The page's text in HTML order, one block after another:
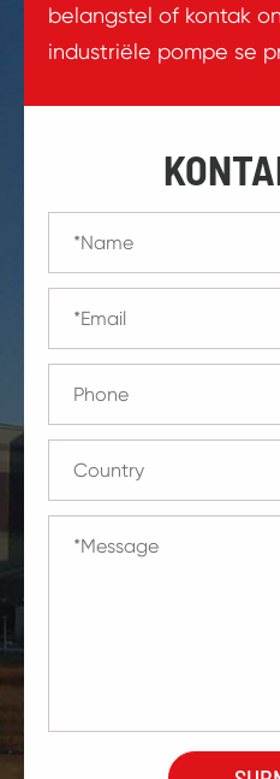
belangstel of kontak
industriële pompe se